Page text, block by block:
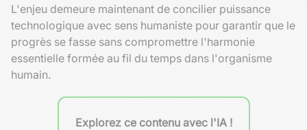
L'enjeu demeure maintenant de concilier puissance
technologique avec sens humaniste pour garantir que le
progrès se fasse sans compromettre l'harmonie
essentielle formée au fil du temps dans l'organisme
humain.
Explorez ce contenu avec l'IA !